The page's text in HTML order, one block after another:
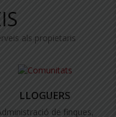
als propietaris
LLOGUERS
de finques,